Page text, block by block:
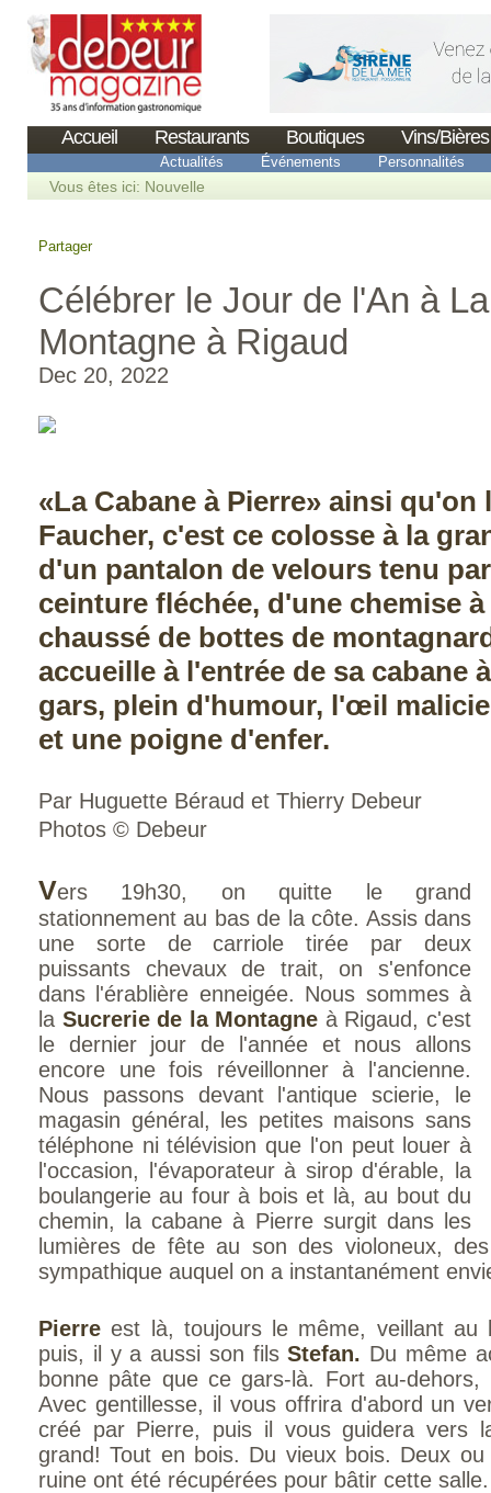
Accueil Restaurants Boutiques Vins/Bières
Actualités Événements Personnalités
Vous êtes ici: Nouvelle
Partager
Célébrer le Jour de l'An à
Montagne à Rigaud
Dec 20, 2022
«La Cabane à Pierre» ainsi qu'on
Faucher, c'est ce colosse à la
d'un pantalon de velours tenu
ceinture fléchée, d'une chemise
chaussé de bottes de
accueille à l'entrée de sa cabane
gars, plein d'humour, l'œil
et une poigne d'enfer.
Par Huguette Béraud et Thierry Debeur
Photos © Debeur
Vers 19h30, on quitte le grand
stationnement au bas de la côte. Assis dans
une sorte de carriole tirée par deux
puissants chevaux de trait, on s'enfonce
dans l'érablière enneigée. Nous sommes à
la Sucrerie de la Montagne à Rigaud, c'est
le dernier jour de l'année et nous allons
encore une fois réveillonner à l'ancienne.
Nous passons devant l'antique scierie, le
magasin général, les petites maisons sans
téléphone ni télévision que l'on peut louer à
l'occasion, l'évaporateur à sirop d'érable, la
boulangerie au four à bois et là, au bout du
chemin, la cabane à Pierre surgit dans les
lumières de fête au son des violoneux,
sympathique auquel on a instantanément
Pierre est là, toujours le même, veillant au
puis, il y a aussi son filsStefan. Du même
bonne pâte que ce gars-là. Fort au-dehors,
Avec gentillesse, il vous offrira d'abord un
créé par Pierre, puis il vous guidera vers
grand! Tout en bois. Du vieux bois. Deux
ruine ont été récupérées pour bâtir cette salle.